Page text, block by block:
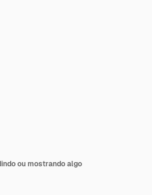
ou mostrando algo